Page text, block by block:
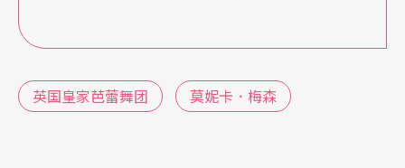
被挑选的？
英国皇家芭蕾舞团 莫妮卡．梅森